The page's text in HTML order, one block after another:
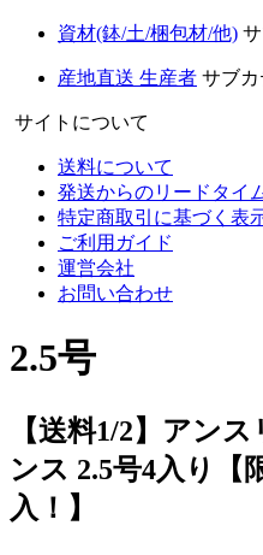
資材(鉢/土/梱包材/他)
産地直送 生産者 サブカ
サイトについて
送料について
発送からのリードタイ
特定商取引に基づく表
ご利用ガイド
運営会社
お問い合わせ
2.5号
【送料1/2】アン
ンス 2.5号4入り【
入！】